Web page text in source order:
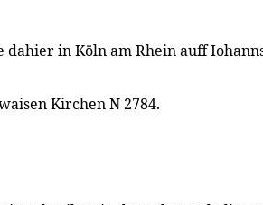
dahier in Köln am Rhein auff
Kirchen N 2784.